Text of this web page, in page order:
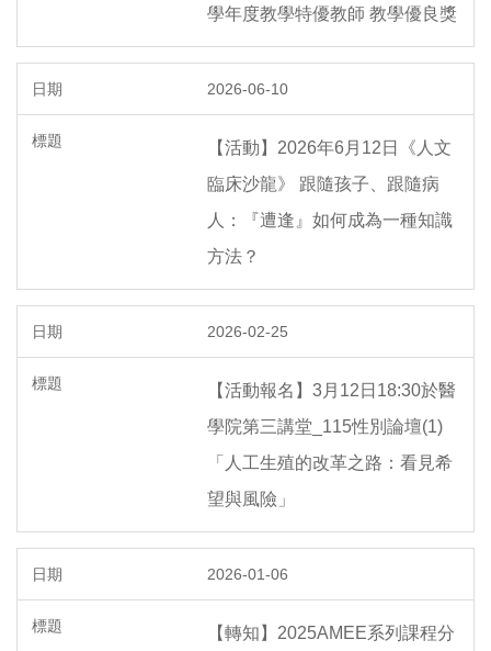
學年度教學特優教師 教學優良獎
2026-06-10
【活動】2026年6月12日《人文
臨床沙龍》 跟隨孩子、跟隨病
人：『遭逢』如何成為一種知識
方法？
2026-02-25
【活動報名】3月12日18:30於醫
學院第三講堂_115性別論壇(1)
「人工生殖的改革之路：看見希
望與風險」
2026-01-06
【轉知】2025AMEE系列課程分